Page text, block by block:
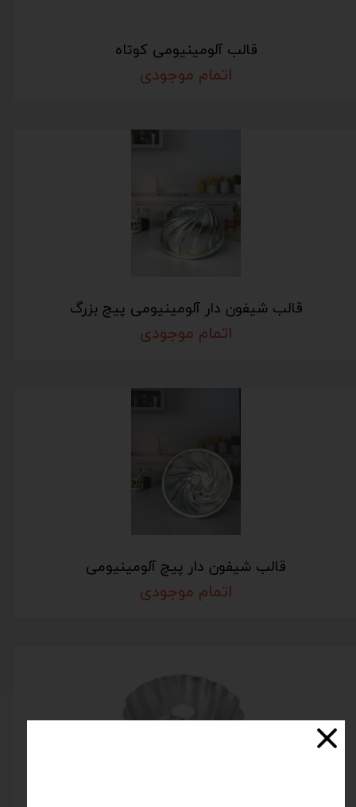
قالب آلومینیومی کوتاه
اتمام موجودی
قالب شیفون دار آلومینیومی پیچ بزرگ
اتمام موجودی
قالب شیفون دار پیچ آلومینیومی
اتمام موجودی